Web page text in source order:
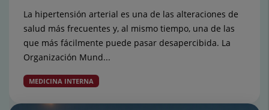
La hipertensión arterial es una de las alteraciones de
salud más frecuentes y, al mismo tiempo, una de las
que más fácilmente puede pasar desapercibida. La
Organización Mund...
MEDICINA INTERNA